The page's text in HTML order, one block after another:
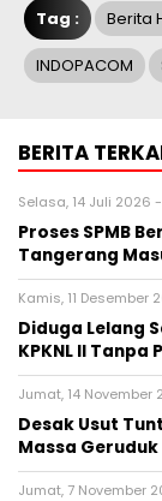
Tag : Berita
INDOPACOM
BERITA
Selasa, 14 Juli 2026 -
‎Proses SPMB
Tangerang
Kamis, 11 Desember
‎Diduga Lelang
KPKNL II
Jumat, 14 November
Desak Usut
Massa Geruduk
Jumat, 7 November